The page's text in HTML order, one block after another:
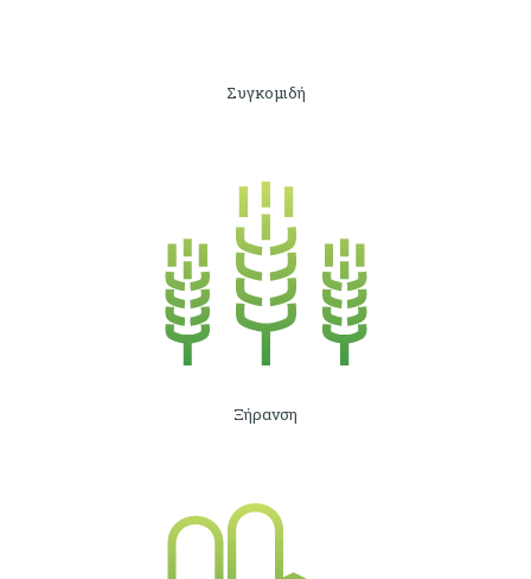
Συγκομιδή
Ξήρανση